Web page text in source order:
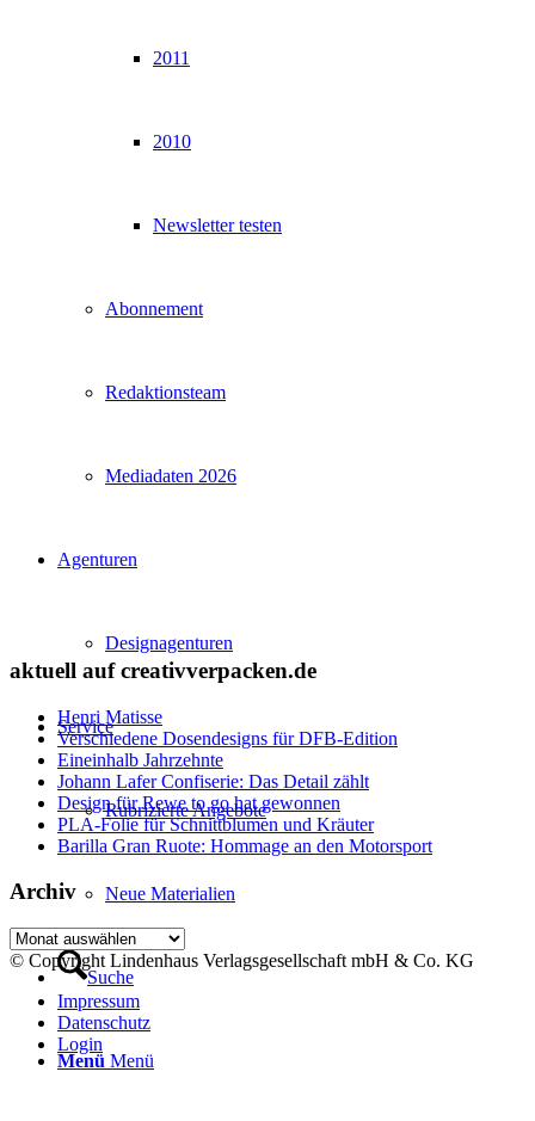
2011
2010
Newsletter testen
Abonnement
Redaktionsteam
Mediadaten 2026
Agenturen
Designagenturen
Service
Rubrizierte Angebote
Neue Materialien
Suche
Menü Menü
aktuell auf creativverpacken.de
Henri Matisse
Verschiedene Dosendesigns für DFB-Edition
Eineinhalb Jahrzehnte
Johann Lafer Confiserie: Das Detail zählt
Design für Rewe to go hat gewonnen
PLA-Folie für Schnittblumen und Kräuter
Barilla Gran Ruote: Hommage an den Motorsport
Archiv
Archiv
© Copyright Lindenhaus Verlagsgesellschaft mbH & Co. KG
Impressum
Datenschutz
Login